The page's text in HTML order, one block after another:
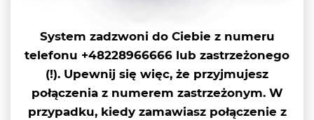
System zadzwoni do Ciebie z numeru
telefonu +48228966666 lub zastrzeżonego
(!). Upewnij się więc, że przyjmujesz
połączenia z numerem zastrzeżonym. W
przypadku, kiedy zamawiasz połączenie z